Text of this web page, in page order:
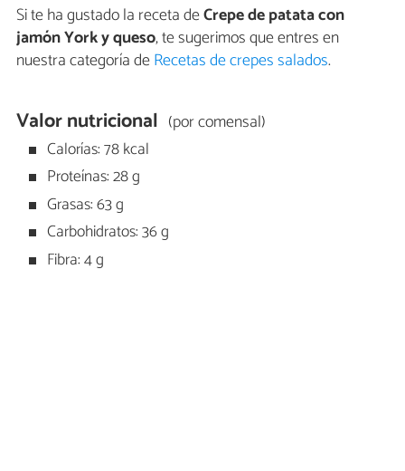
Si te ha gustado la receta deCrepe de patata con
jamón York y queso, te sugerimos que entres en
nuestra categoría deRecetas de crepes salados.
Valor nutricional (por comensal)
Calorías: 78 kcal
Proteínas: 28 g
Grasas: 63 g
Carbohidratos: 36 g
Fibra: 4 g